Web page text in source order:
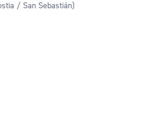
/ San Sebastián)